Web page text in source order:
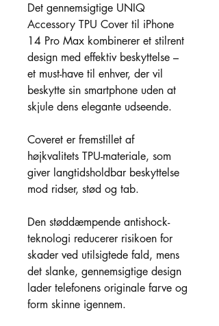
Det gennemsigtige UNIQ
Accessory TPU Cover til iPhone
14 Pro Max kombinerer et stilrent
design med effektiv beskyttelse –
et must-have til enhver, der vil
beskytte sin smartphone uden at
skjule dens elegante udseende.
Coveret er fremstillet af
højkvalitets TPU-materiale, som
giver langtidsholdbar beskyttelse
mod ridser, stød og tab.
Den støddæmpende antishock-
teknologi reducerer risikoen for
skader ved utilsigtede fald, mens
det slanke, gennemsigtige design
lader telefonens originale farve og
form skinne igennem.